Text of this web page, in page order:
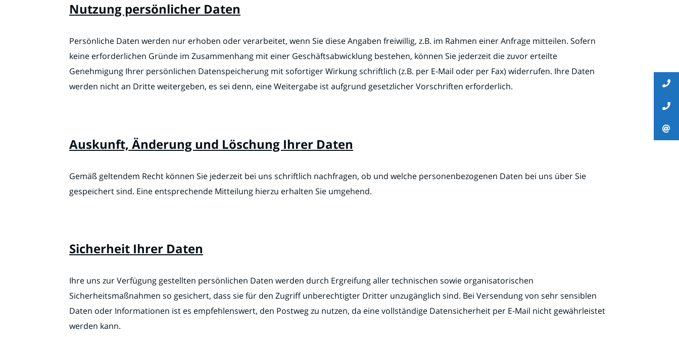
Nutzung persönlicher Daten
Persönliche Daten werden nur erhoben oder verarbeitet, wenn Sie diese Angaben freiwillig, z.B. im Rahmen einer Anfrage mitteilen. Sofern
keine erforderlichen Gründe im Zusammenhang mit einer Geschäftsabwicklung bestehen, können Sie jederzeit die zuvor erteilte
Genehmigung Ihrer persönlichen Datenspeicherung mit sofortiger Wirkung schriftlich (z.B. per E-Mail oder per Fax) widerrufen. Ihre Daten
werden nicht an Dritte weitergeben, es sei denn, eine Weitergabe ist aufgrund gesetzlicher Vorschriften erforderlich.
Auskunft, Änderung und Löschung Ihrer Daten
Gemäß geltendem Recht können Sie jederzeit bei uns schriftlich nachfragen, ob und welche personenbezogenen Daten bei uns über Sie
gespeichert sind. Eine entsprechende Mitteilung hierzu erhalten Sie umgehend.
Sicherheit Ihrer Daten
Ihre uns zur Verfügung gestellten persönlichen Daten werden durch Ergreifung aller technischen sowie organisatorischen
Sicherheitsmaßnahmen so gesichert, dass sie für den Zugriff unberechtigter Dritter unzugänglich sind. Bei Versendung von sehr sensiblen
Daten oder Informationen ist es empfehlenswert, den Postweg zu nutzen, da eine vollständige Datensicherheit per E-Mail nicht gewährleistet
werden kann.